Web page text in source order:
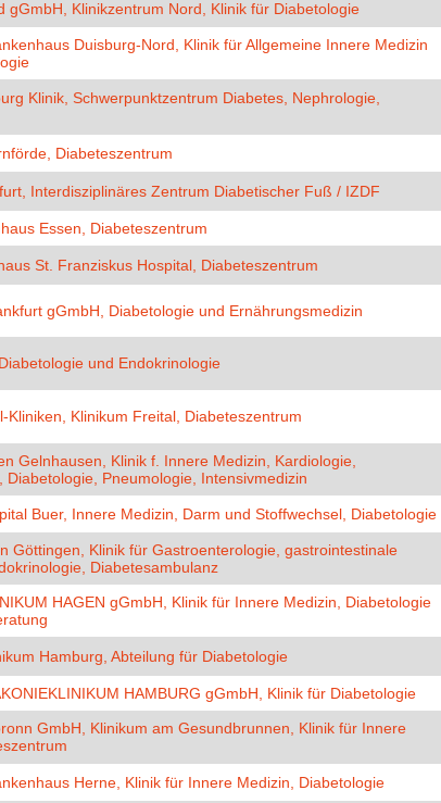
gGmbH, Klinikzentrum Nord, Klinik für Diabetologie
Duisburg-Nord, Klinik für Allgemeine Innere Medizin
Klinik, Schwerpunktzentrum Diabetes, Nephrologie,
Diabeteszentrum
Interdisziplinäres Zentrum Diabetischer Fuß / IZDF
Essen, Diabeteszentrum
St. Franziskus Hospital, Diabeteszentrum
gGmbH, Diabetologie und Ernährungsmedizin
und Endokrinologie
Kliniken, Klinikum Freital, Diabeteszentrum
Gelnhausen, Klinik f. Innere Medizin, Kardiologie,
Diabetologie, Pneumologie, Intensivmedizin
Buer, Innere Medizin, Darm und Stoffwechsel, Diabetologie
Göttingen, Klinik für Gastroenterologie, gastrointestinale
Diabetesambulanz
HAGEN gGmbH, Klinik für Innere Medizin, Diabetologie
Hamburg, Abteilung für Diabetologie
HAMBURG gGmbH, Klinik für Diabetologie
GmbH, Klinikum am Gesundbrunnen, Klinik für Innere
Herne, Klinik für Innere Medizin, Diabetologie